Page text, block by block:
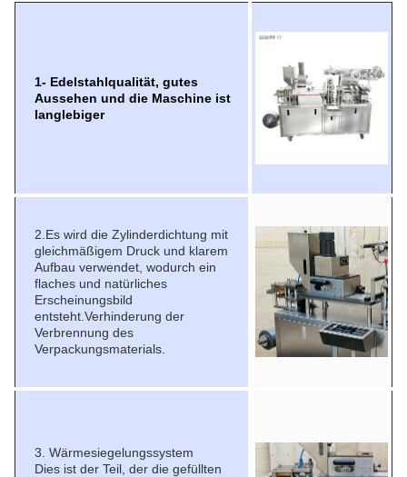
1- Edelstahlqualität, gutes
Aussehen und die Maschine ist
langlebiger
2. Es wird die Zylinderdichtung mit
gleichmäßigem Druck und klarem
Aufbau verwendet, wodurch ein
flaches und natürliches
Erscheinungsbild
entsteht.Verhinderung der
Verbrennung des
Verpackungsmaterials.
3. Wärmesiegelungssystem
Dies ist der Teil, der die gefüllten